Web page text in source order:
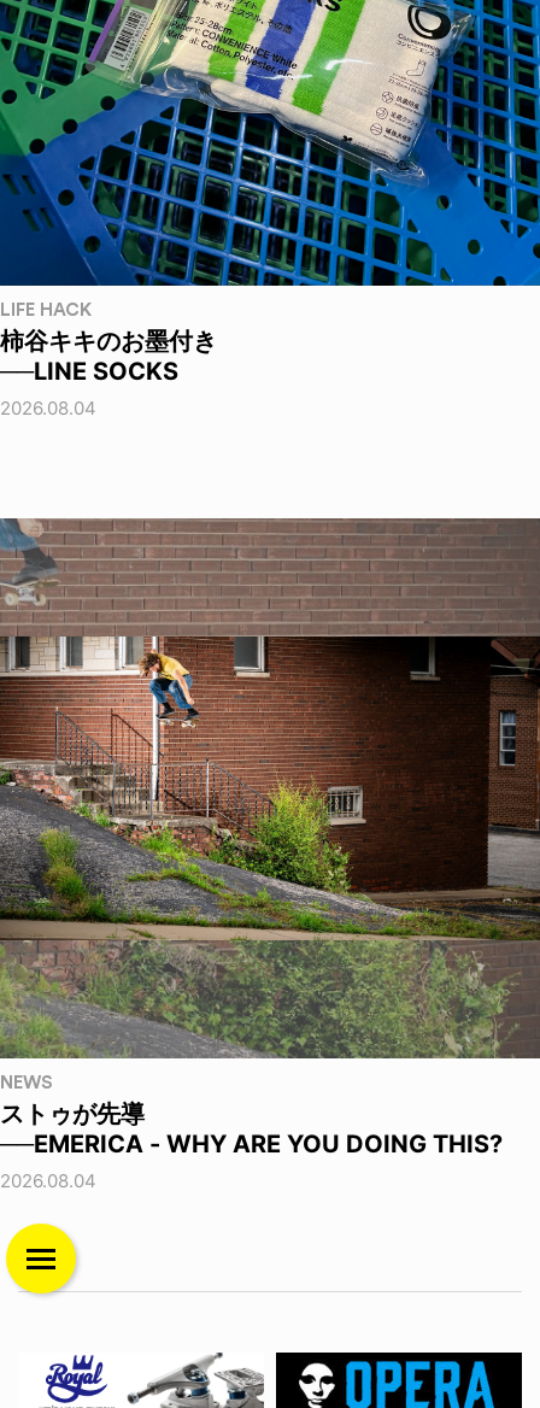
LIFE HACK
柿谷キキのお墨付き
──LINE SOCKS
2026.08.04
NEWS
ストゥが先導
──EMERICA - WHY ARE YOU DOING THIS?
2026.08.04